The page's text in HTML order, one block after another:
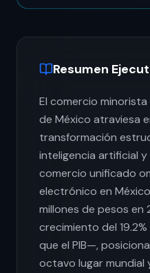
Resumen
El comercio
de México atraviesa
transformación
inteligencia artificial y
comercio unificado
electrónico en
millones de pesos en
crecimiento del
que el PIB—,
octavo lugar mundial